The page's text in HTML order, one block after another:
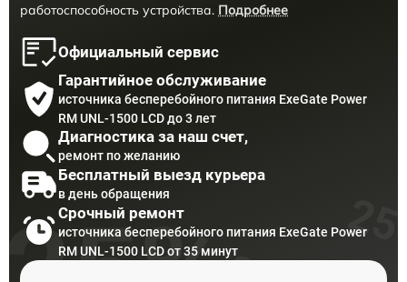
работоспособность устройства. Подробнее
Официальный сервис
Гарантийное обслуживание
источника бесперебойного питания ExeGate Power
RM UNL-1500 LCD до 3 лет
Диагностика за наш счет,
ремонт по желанию
Бесплатный выезд курьера
в день обращения
Срочный ремонт
источника бесперебойного питания ExeGate Power
RM UNL-1500 LCD от 35 минут